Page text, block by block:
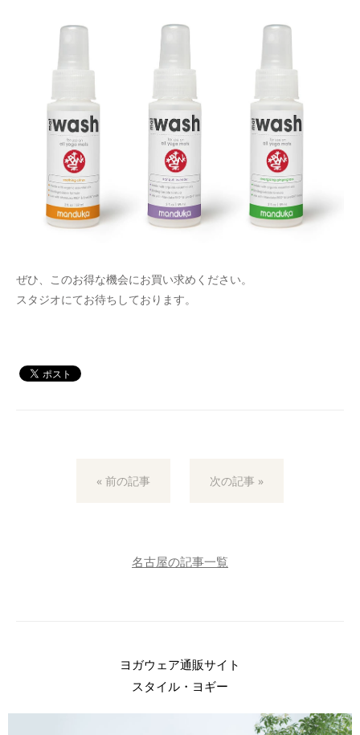
ぜひ、このお得な機会にお買い求めください。
スタジオにてお待ちしております。
« 前の記事 次の記事 »
名古屋の記事一覧
ヨガウェア通販サイト
スタイル・ヨギー